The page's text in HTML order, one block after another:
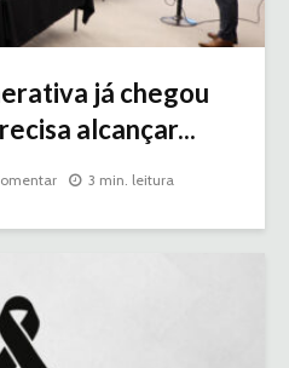
já chegou
alcançar...
3 min. leitura